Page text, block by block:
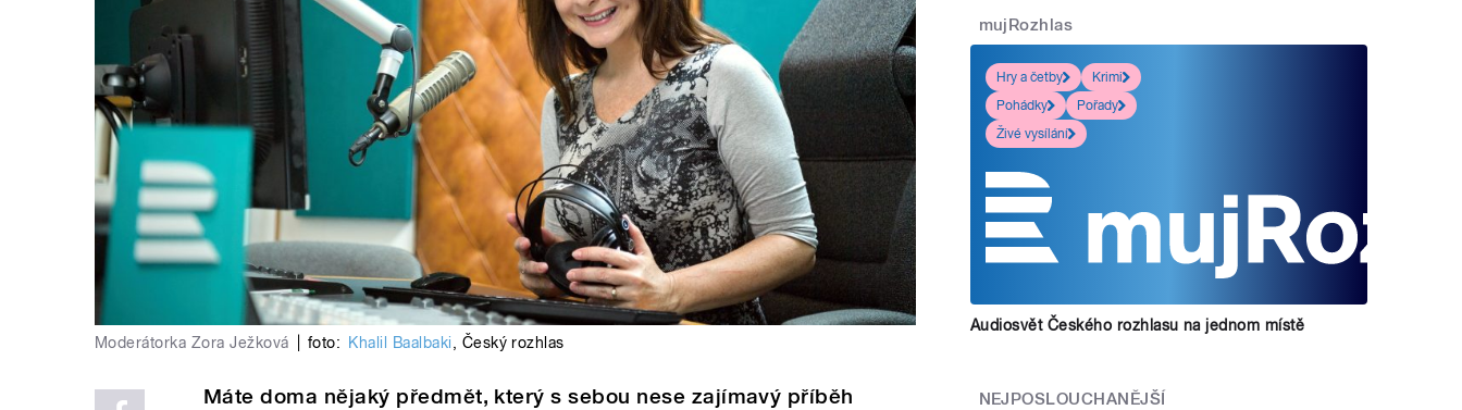
Moderátorka Zora Ježková foto: Khalil Baalbaki, Český rozhlas
Máte doma nějaký předmět, který s sebou nese zajímavý příběh
mujRozhlas
Hry a četby
Krimi
Pohádky
Pořady
Živé vysílání
Audiosvět Českého rozhlasu na jednom místě
NEJPOSLOUCHANĚJŠÍ